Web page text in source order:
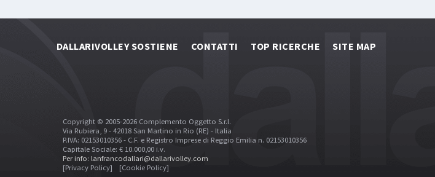
DALLARIVOLLEY SOSTIENE CONTATTI TOP RICERCHE SITE MAP
Copyright © 2005-2026 Complemento Oggetto S.r.l.
Via Rubiera, 9 - 42018 San Martino in Rio (RE) - Italia
P.IVA: 02153010356 - C.F. e Registro Imprese di Reggio Emilia n. 02153010356
Capitale Sociale: € 10.000,00 i.v.
Per info: lanfrancodallari@dallarivolley.com
[Privacy Policy]
[Cookie Policy]